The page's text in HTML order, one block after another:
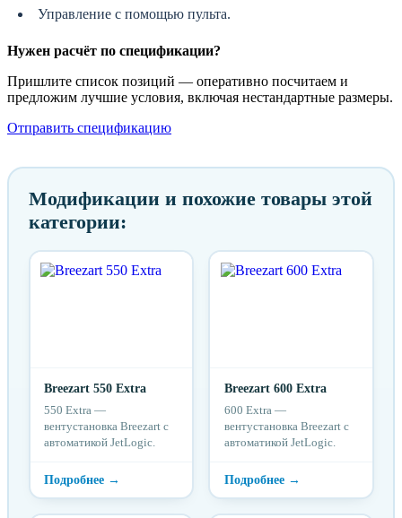
Управление с помощью пульта.
Нужен расчёт по спецификации?
Пришлите список позиций — оперативно посчитаем и
предложим лучшие условия, включая нестандартные размеры.
Отправить спецификацию
Модификации и похожие товары этой
категории:
Breezart 550 Extra
550 Extra —
вентустановка Breezart с
автоматикой JetLogic.
Breezart 600 Extra
600 Extra —
вентустановка Breezart с
автоматикой JetLogic.